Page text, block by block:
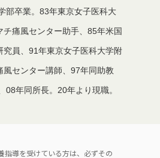
部卒業。83年東京女子医科大
チ痛風センター助手、85年米国
究員、91年東京女子医科大学附
風センター講師、97年同助教
08年同所長。20年より現職。
指導を受けている方は、必ずその